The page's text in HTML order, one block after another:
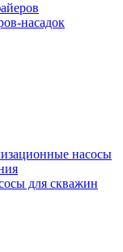
насадок
насосы
для скважин